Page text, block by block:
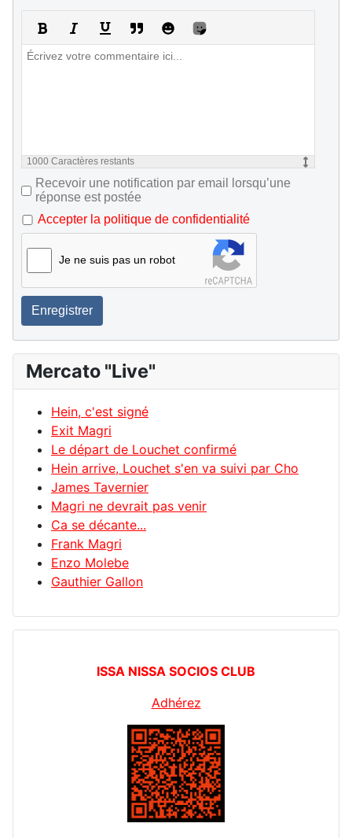
1000 Caractères restants
Recevoir une notification par email lorsqu’une
réponse est postée
Accepter la politique de confidentialité
Je ne suis pas un robot
Enregistrer
Mercato "Live"
Hein, c'est signé
Exit Magri
Le départ de Louchet confirmé
Hein arrive, Louchet s'en va suivi par Cho
James Tavernier
Magri ne devrait pas venir
Ca se décante...
Frank Magri
Enzo Molebe
Gauthier Gallon
ISSA NISSA SOCIOS CLUB
Adhérez